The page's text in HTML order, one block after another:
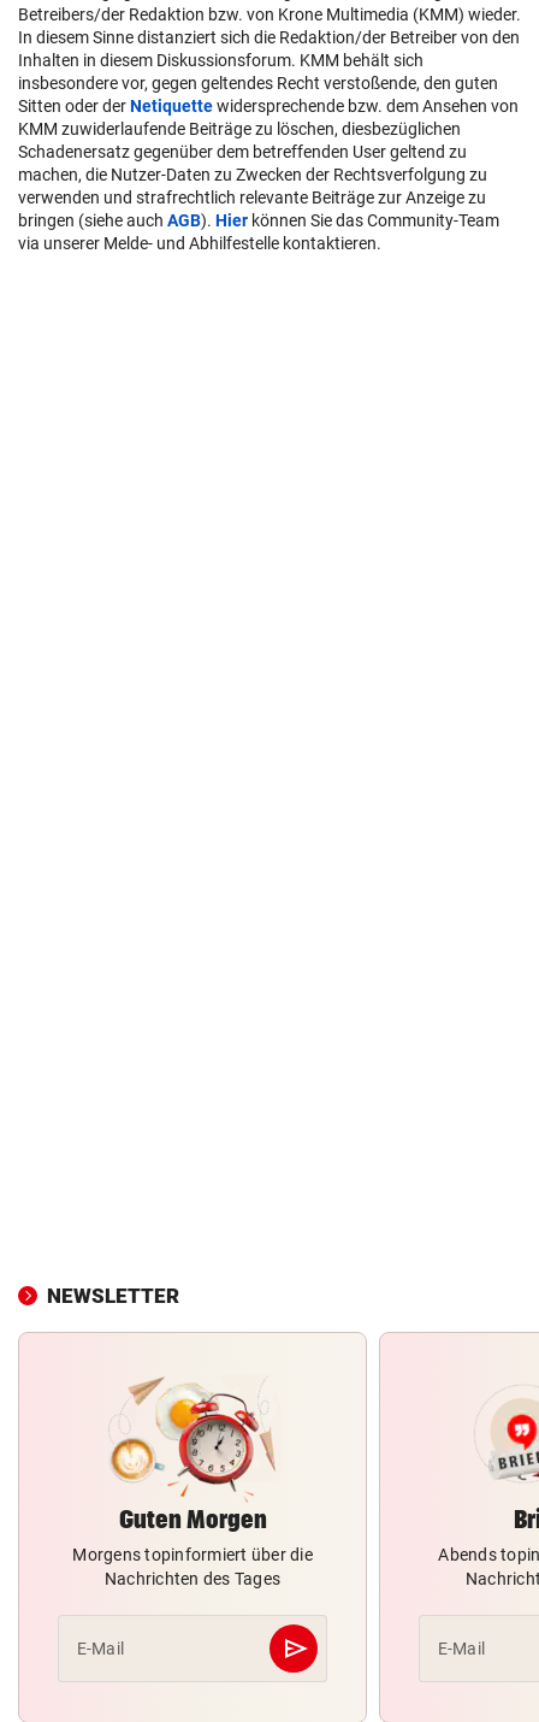
Betreibers/der Redaktion bzw. von Krone Multimedia (KMM) wieder.
In diesem Sinne distanziert sich die Redaktion/der Betreiber von den
Inhalten in diesem Diskussionsforum. KMM behält sich
insbesondere vor, gegen geltendes Recht verstoßende, den guten
Sitten oder derNetiquettewidersprechende bzw. dem Ansehen von
KMM zuwiderlaufende Beiträge zu löschen, diesbezüglichen
Schadenersatz gegenüber dem betreffenden User geltend zu
machen, die Nutzer-Daten zu Zwecken der Rechtsverfolgung zu
verwenden und strafrechtlich relevante Beiträge zur Anzeige zu
bringen (siehe auch AGB). Hier können Sie das Community-Team
via unserer Melde- und Abhilfestelle kontaktieren.
NEWSLETTER
Guten Morgen
Morgens topinformiert über die
Nachrichten des Tages
E-Mail send
Abschicken
Abends
E-Mail